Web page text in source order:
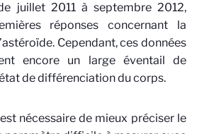
juillet 2011 à septembre 2012,
réponses concernant la
Cependant, ces données
encore un large éventail de
de différenciation du corps.
nécessaire de mieux préciser le